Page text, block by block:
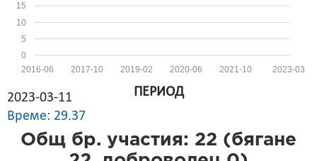
0
5
10
15
2023-03
2021-10
2020-06
2019-02
2017-10
2016-06
2023-03-11
Време: 29.37
ПЕРИОД
Общ бр. участия: 22 (бягане